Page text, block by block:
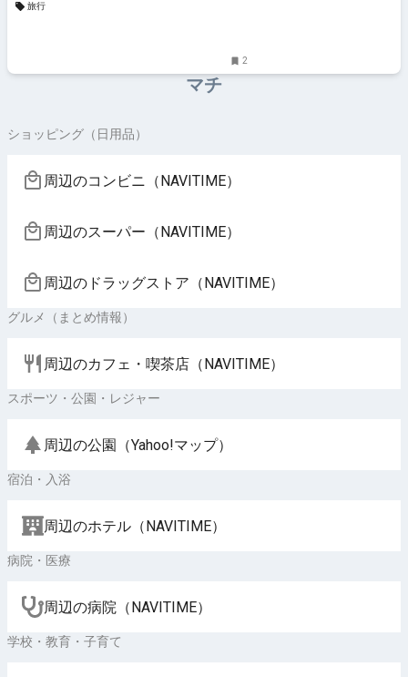
旅行
2
マチ
ショッピング（日用品）
周辺のコンビニ（NAVITIME）
周辺のスーパー（NAVITIME）
周辺のドラッグストア（NAVITIME）
グルメ（まとめ情報）
周辺のカフェ・喫茶店（NAVITIME）
スポーツ・公園・レジャー
周辺の公園（Yahoo!マップ）
宿泊・入浴
周辺のホテル（NAVITIME）
病院・医療
周辺の病院（NAVITIME）
学校・教育・子育て